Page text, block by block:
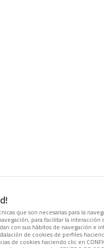
que son necesarias para la
para facilitar la
con sus hábitos de navegación e
de cookies de perfiles
de cookies haciendo clic en